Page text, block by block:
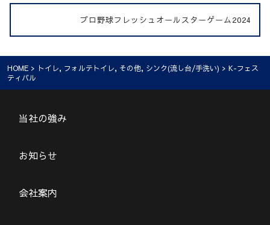
プロ野球フレッシュオールスターゲーム2024
HOME > トイレ, フォルテトイレ, その他, シンク(流し台/手洗い) > K-フェス
ティバル
当社の強み
お知らせ
会社案内